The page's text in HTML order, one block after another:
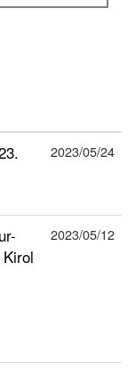
2023/05/24
2023/05/12